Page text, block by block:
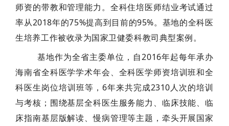
师资的带教和管理能力。全科住培医师结业考试通过
率从2018年的75%提高到目前的95%。基地的全科医
生培养工作被收录为国家卫健委科教司典型案例。
基地作为全省主委单位，自2016年起每年承办
海南省全科医学学术年会、全科医学师资培训班和全
科医生岗位培训班等，6年来共完成2310人次的培训
与考核；围绕基层全科医生服务能力、临床技能、临
床指南基层版解读、慢病管理等主题，牵头开展国家